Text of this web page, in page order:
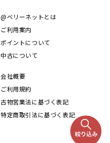
@ベリーネットとは
ご利用案内
ポイントについて
中古について
会社概要
ご利用規約
古物営業法に基づく表記
特定商取引法に基づく表記